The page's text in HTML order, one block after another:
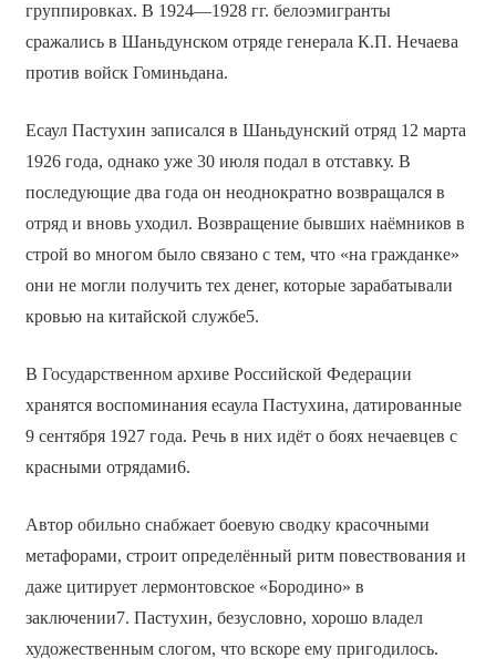
группировках. В 1924—1928 гг. белоэмигранты
сражались в Шаньдунском отряде генерала К.П. Нечаева
против войск Гоминьдана.
Есаул Пастухин записался в Шаньдунский отряд 12 марта
1926 года, однако уже 30 июля подал в отставку. В
последующие два года он неоднократно возвращался в
отряд и вновь уходил. Возвращение бывших наёмников в
строй во многом было связано с тем, что «на гражданке»
они не могли получить тех денег, которые зарабатывали
кровью на китайской службе5.
В Государственном архиве Российской Федерации
хранятся воспоминания есаула Пастухина, датированные
9 сентября 1927 года. Речь в них идёт о боях нечаевцев с
красными отрядами6.
Автор обильно снабжает боевую сводку красочными
метафорами, строит определённый ритм повествования и
даже цитирует лермонтовское «Бородино» в
заключении7. Пастухин, безусловно, хорошо владел
художественным слогом, что вскоре ему пригодилось.